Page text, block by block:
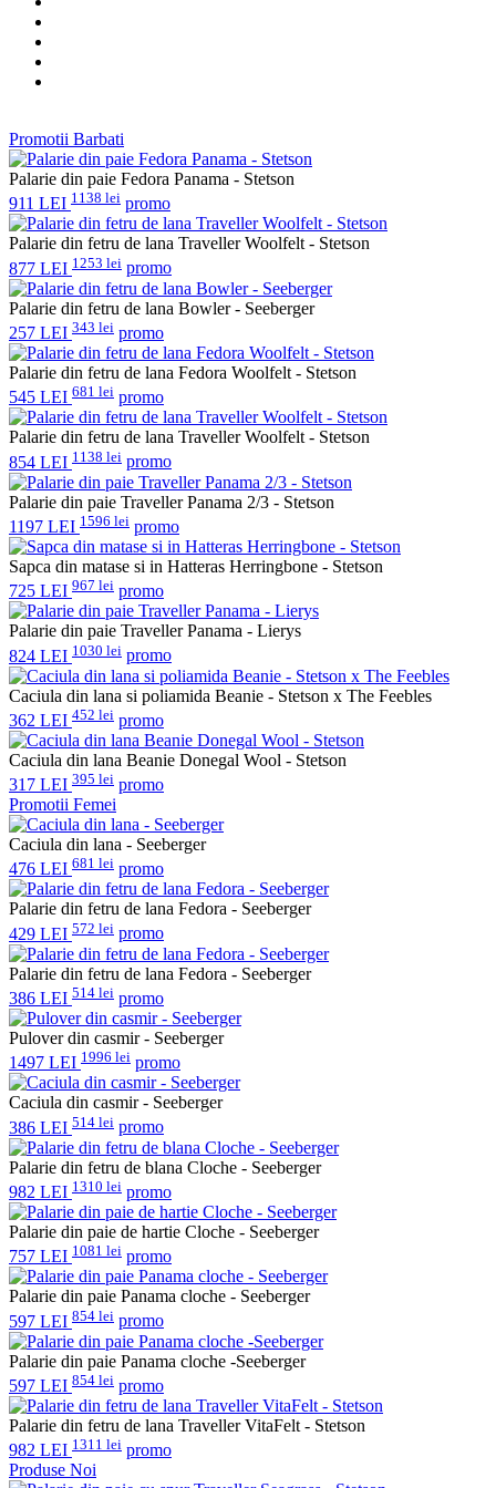
Promotii Barbati
Palarie din paie Fedora Panama - Stetson
911 LEI 1138 lei promo
Palarie din fetru de lana Traveller Woolfelt - Stetson
877 LEI 1253 lei promo
Palarie din fetru de lana Bowler - Seeberger
257 LEI 343 lei promo
Palarie din fetru de lana Fedora Woolfelt - Stetson
545 LEI 681 lei promo
Palarie din fetru de lana Traveller Woolfelt - Stetson
854 LEI 1138 lei promo
Palarie din paie Traveller Panama 2/3 - Stetson
1197 LEI 1596 lei promo
Sapca din matase si in Hatteras Herringbone - Stetson
725 LEI 967 lei promo
Palarie din paie Traveller Panama - Lierys
824 LEI 1030 lei promo
Caciula din lana si poliamida Beanie - Stetson x The Feebles
362 LEI 452 lei promo
Caciula din lana Beanie Donegal Wool - Stetson
317 LEI 395 lei promo
Promotii Femei
Caciula din lana - Seeberger
476 LEI 681 lei promo
Palarie din fetru de lana Fedora - Seeberger
429 LEI 572 lei promo
Palarie din fetru de lana Fedora - Seeberger
386 LEI 514 lei promo
Pulover din casmir - Seeberger
1497 LEI 1996 lei promo
Caciula din casmir - Seeberger
386 LEI 514 lei promo
Palarie din fetru de blana Cloche - Seeberger
982 LEI 1310 lei promo
Palarie din paie de hartie Cloche - Seeberger
757 LEI 1081 lei promo
Palarie din paie Panama cloche - Seeberger
597 LEI 854 lei promo
Palarie din paie Panama cloche -Seeberger
597 LEI 854 lei promo
Palarie din fetru de lana Traveller VitaFelt - Stetson
982 LEI 1311 lei promo
Produse Noi